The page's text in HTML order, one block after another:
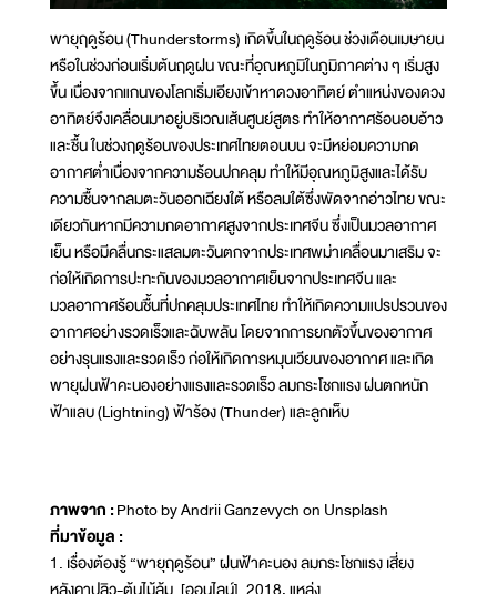
พายุฤดูร้อน (Thunderstorms) เกิดขึ้นในฤดูร้อน ช่วงเดือนเมษายน
หรือในช่วงก่อนเริ่มต้นฤดูฝน ขณะที่อุณหภูมิในภูมิภาคต่าง ๆ เริ่มสูง
ขึ้น เนื่องจากแกนของโลกเริ่มเอียงเข้าหาดวงอาทิตย์ ตำแหน่งของดวง
อาทิตย์จึงเคลื่อนมาอยู่บริเวณเส้นศูนย์สูตร ทำให้อากาศร้อนอบอ้าว
และชื้น ในช่วงฤดูร้อนของประเทศไทยตอนบน จะมีหย่อมความกด
อากาศต่ำเนื่องจากความร้อนปกคลุม ทำให้มีอุณหภูมิสูงและได้รับ
ความชื้นจากลมตะวันออกเฉียงใต้ หรือลมใต้ซึ่งพัดจากอ่าวไทย ขณะ
เดียวกันหากมีความกดอากาศสูงจากประเทศจีน ซึ่งเป็นมวลอากาศ
เย็น หรือมีคลื่นกระแสลมตะวันตกจากประเทศพม่าเคลื่อนมาเสริม จะ
ก่อให้เกิดการปะทะกันของมวลอากาศเย็นจากประเทศจีน และ
มวลอากาศร้อนชื้นที่ปกคลุมประเทศไทย ทำให้เกิดความแปรปรวนของ
อากาศอย่างรวดเร็วและฉับพลัน โดยจากการยกตัวขึ้นของอากาศ
อย่างรุนแรงและรวดเร็ว ก่อให้เกิดการหมุนเวียนของอากาศ และเกิด
พายุฝนฟ้าคะนองอย่างแรงและรวดเร็ว ลมกระโชกแรง ฝนตกหนัก
ฟ้าแลบ (Lightning) ฟ้าร้อง (Thunder) และลูกเห็บ
ภาพจาก :Photo by Andrii Ganzevych on Unsplash
ที่มาข้อมูล :
1. เรื่องต้องรู้ “พายุฤดูร้อน” ฝนฟ้าคะนอง ลมกระโชกแรง เสี่ยง